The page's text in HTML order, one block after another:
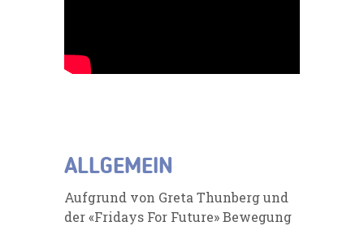
ALLGEMEIN
Aufgrund von Greta Thunberg und
der «Fridays For Future» Bewegung